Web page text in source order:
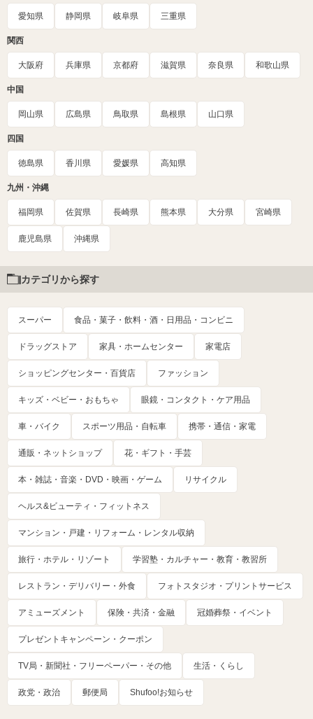
愛知県 静岡県 岐阜県 三重県
関西
大阪府 兵庫県 京都府 滋賀県 奈良県 和歌山県
中国
岡山県 広島県 鳥取県 島根県 山口県
四国
徳島県 香川県 愛媛県 高知県
九州・沖縄
福岡県 佐賀県 長崎県 熊本県 大分県 宮崎県
鹿児島県 沖縄県
カテゴリから探す
スーパー 食品・菓子・飲料・酒・日用品・コンビニ
ドラッグストア 家具・ホームセンター 家電店
ショッピングセンター・百貨店 ファッション
キッズ・ベビー・おもちゃ 眼鏡・コンタクト・ケア用品
車・バイク スポーツ用品・自転車 携帯・通信・家電
通販・ネットショップ 花・ギフト・手芸
本・雑誌・音楽・DVD・映画・ゲーム リサイクル
ヘルス&ビューティ・フィットネス
マンション・戸建・リフォーム・レンタル収納
旅行・ホテル・リゾート 学習塾・カルチャー・教育・教習所
レストラン・デリバリー・外食 フォトスタジオ・プリントサービス
アミューズメント 保険・共済・金融 冠婚葬祭・イベント
プレゼントキャンペーン・クーポン
TV局・新聞社・フリーペーパー・その他 生活・くらし
政党・政治 郵便局 Shufoo!お知らせ